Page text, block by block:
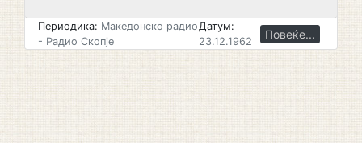
Периодика: Македонско радио
- Радио Скопје
Датум:
23.12.1962
Повеќе...